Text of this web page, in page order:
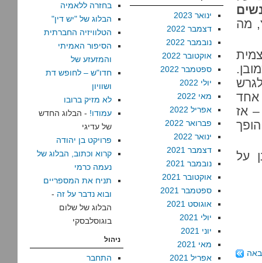
, מה
אחד
אז
על
ינואר 2023
דצמבר 2022
נובמבר 2022
אוקטובר 2022
ספטמבר 2022
יולי 2022
מאי 2022
אפריל 2022
פברואר 2022
ינואר 2022
דצמבר 2021
נובמבר 2021
אוקטובר 2021
ספטמבר 2021
אוגוסט 2021
יולי 2021
יוני 2021
מאי 2021
אפריל 2021
בחזרה ללאמיה
הבלוג של "יש דין"
הטלוויזיה החברתית
הסיפור האמיתי
והמזעזע של
חדו"ש – לחופש דת
ושוויון
לא מזיק ברובו
עמודו! - הבלוג החדש
של עדיגי
פרויקט בן יהודה
קרוא וכתוב, הבלוג של
נעמה כרמי
תניח את המספריים
ובוא נדבר על זה -
הבלוג של שלום
בוגוסלבסקי
ניהול
התחבר